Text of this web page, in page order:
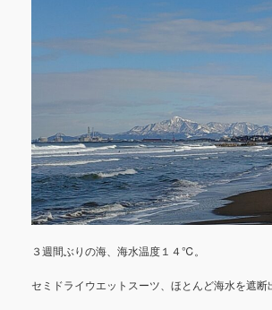
３週間ぶりの海、海水温度１４℃。
セミドライウエットスーツ、ほとんど海水を遮断